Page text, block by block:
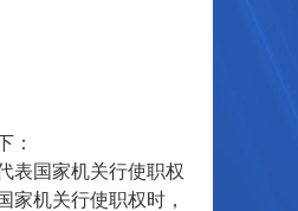
：
表国家机关行使职权
家机关行使职权时，